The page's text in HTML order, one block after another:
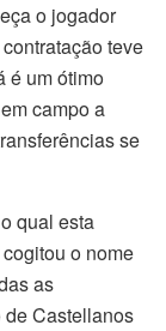
o jogador
teve
é um ótimo
campo a
se
qual esta
o nome
as
de Castellanos